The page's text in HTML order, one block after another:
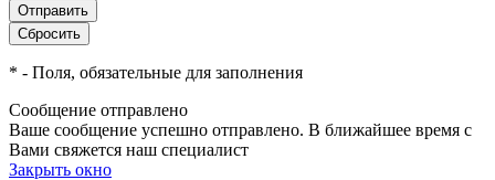
* - Поля, обязательные для заполнения
Сообщение отправлено
Ваше сообщение успешно отправлено. В ближайшее время с
Вами свяжется наш специалист
Закрыть окно